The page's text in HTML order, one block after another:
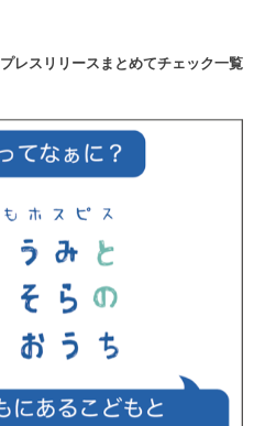
プレスリリースまとめてチェック一覧